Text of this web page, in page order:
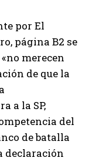
por El
página B2 se
merecen
de que la
a la SP,
del
de batalla
declaración